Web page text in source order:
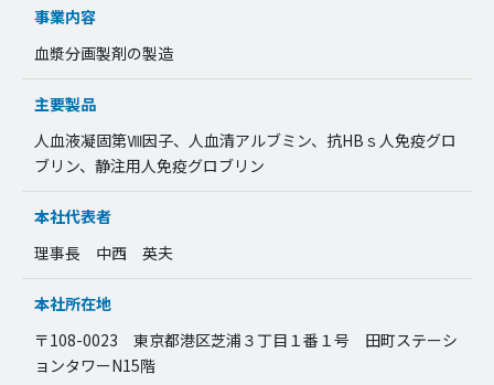
事業内容
血漿分画製剤の製造
主要製品
人血液凝固第Ⅷ因子、人血清アルブミン、抗HBｓ人免疫グロ
ブリン、静注用人免疫グロブリン
本社代表者
理事長 中西 英夫
本社所在地
〒108-0023 東京都港区芝浦３丁目１番１号 田町ステーシ
ョンタワーN15階